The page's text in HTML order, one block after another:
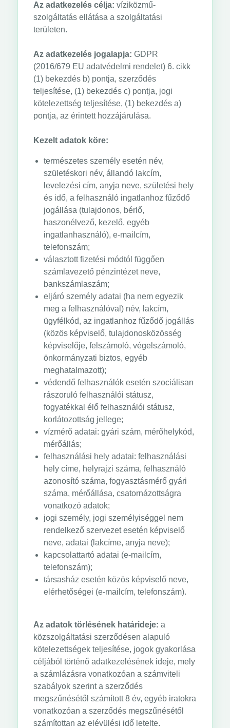
Az adatkezelés célja: víziközmű-
szolgáltatás ellátása a szolgáltatási
területen.
Az adatkezelés jogalapja: GDPR
(2016/679 EU adatvédelmi rendelet) 6. cikk
(1) bekezdés b) pontja, szerződés
teljesítése, (1) bekezdés c) pontja, jogi
kötelezettség teljesítése, (1) bekezdés a)
pontja, az érintett hozzájárulása.
Kezelt adatok köre:
természetes személy esetén név,
születéskori név, állandó lakcím,
levelezési cím, anyja neve, születési hely
és idő, a felhasználó ingatlanhoz fűződő
jogállása (tulajdonos, bérlő,
haszonélvező, kezelő, egyéb
ingatlanhasználó), e-mailcím,
telefonszám;
választott fizetési módtól függően
számlavezető pénzintézet neve,
bankszámlaszám;
eljáró személy adatai (ha nem egyezik
meg a felhasználóval) név, lakcím,
ügyfélkód, az ingatlanhoz fűződő jogállás
(közös képviselő, tulajdonosközösség
képviselője, felszámoló, végelszámoló,
önkormányzati biztos, egyéb
meghatalmazott);
védendő felhasználók esetén szociálisan
rászoruló felhasználói státusz,
fogyatékkal élő felhasználói státusz,
korlátozottság jellege;
vízmérő adatai: gyári szám, mérőhelykód,
mérőállás;
felhasználási hely adatai: felhasználási
hely címe, helyrajzi száma, felhasználó
azonosító száma, fogyasztásmérő gyári
száma, mérőállása, csatornázottságra
vonatkozó adatok;
jogi személy, jogi személyiséggel nem
rendelkező szervezet esetén képviselő
neve, adatai (lakcíme, anyja neve);
kapcsolattartó adatai (e-mailcím,
telefonszám);
társasház esetén közös képviselő neve,
elérhetőségei (e-mailcím, telefonszám).
Az adatok törlésének határideje: a
közszolgáltatási szerződésen alapuló
kötelezettségek teljesítése, jogok gyakorlása
céljából történő adatkezelésének ideje, mely
a számlázásra vonatkozóan a számviteli
szabályok szerint a szerződés
megszűnésétől számított 8 év, egyéb iratokra
vonatkozóan a szerződés megszűnésétől
számítottan az elévülési idő letelte.